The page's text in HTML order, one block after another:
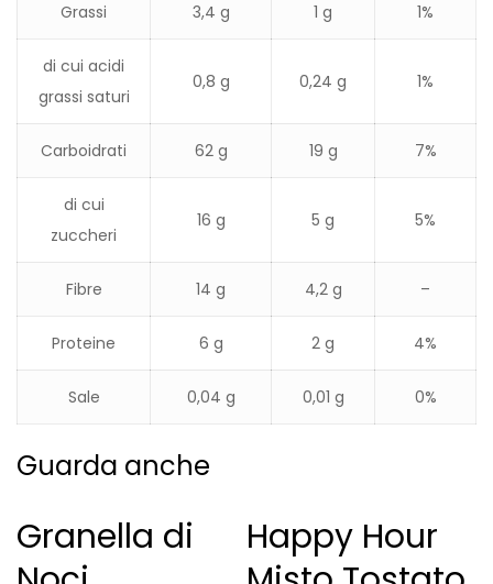
Grassi 3,4 g 1 g 1%
di cui acidi
grassi saturi
0,8 g 0,24 g 1%
Carboidrati 62 g 19 g 7%
di cui
zuccheri
16 g 5 g 5%
Fibre 14 g 4,2 g –
Proteine 6 g 2 g 4%
Sale 0,04 g 0,01 g 0%
Guarda anche
Granella di
Happy Hour